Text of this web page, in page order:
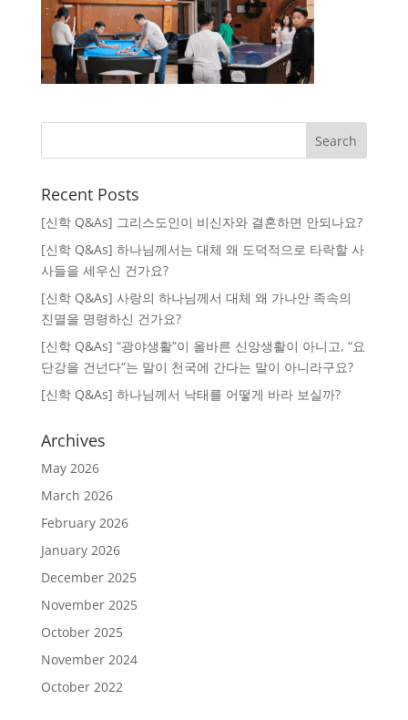
Recent Posts
[신학 Q&As] 그리스도인이 비신자와 결혼하면 안되나요?
[신학 Q&As] 하나님께서는 대체 왜 도덕적으로 타락할 사
사들을 세우신 건가요?
[신학 Q&As] 사랑의 하나님께서 대체 왜 가나안 족속의
진멸을 명령하신 건가요?
[신학 Q&As] “광야생활”이 올바른 신앙생활이 아니고, “요
단강을 건넌다”는 말이 천국에 간다는 말이 아니라구요?
[신학 Q&As] 하나님께서 낙태를 어떻게 바라 보실까?
Archives
May 2026
March 2026
February 2026
January 2026
December 2025
November 2025
October 2025
November 2024
October 2022